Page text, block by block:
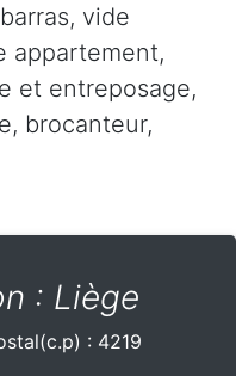
vide
appartement,
et entreposage,
brocanteur,
: Liège
: 4219